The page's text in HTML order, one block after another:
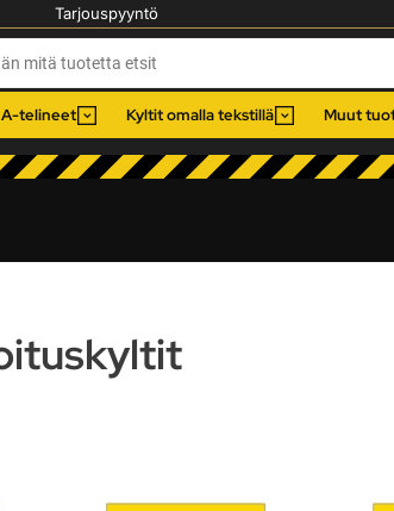
Tarjouspyyntö
A-telineet Kyltit omalla tekstillä Muut